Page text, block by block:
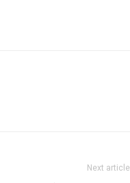
Next article